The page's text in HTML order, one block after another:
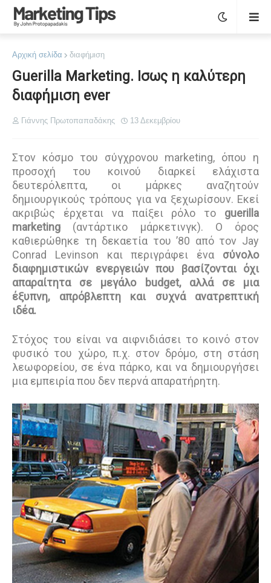
Αρχική σελίδα διαφήμιση
Guerilla Marketing. Ισως η καλύτερη
διαφήμιση ever
Γιάννης Πρωτοπαπαδάκης 13 Δεκεμβρίου
Στον κόσμο του σύγχρονου marketing, όπου η
προσοχή του κοινού διαρκεί ελάχιστα
δευτερόλεπτα, οι μάρκες αναζητούν
δημιουργικούς τρόπους για να ξεχωρίσουν. Εκεί
ακριβώς έρχεται να παίξει ρόλο το guerilla
marketing (αντάρτικο μάρκετινγκ). Ο όρος
καθιερώθηκε τη δεκαετία του ’80 από τον Jay
Conrad Levinson και περιγράφει ένα σύνολο
διαφημιστικών ενεργειών που βασίζονται όχι
απαραίτητα σε μεγάλο budget, αλλά σε μια
έξυπνη, απρόβλεπτη και συχνά ανατρεπτική
ιδέα.
Στόχος του είναι να αιφνιδιάσει το κοινό στον
φυσικό του χώρο, π.χ. στον δρόμο, στη στάση
λεωφορείου, σε ένα πάρκο, και να δημιουργήσει
μια εμπειρία που δεν περνά απαρατήρητη.